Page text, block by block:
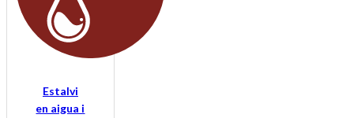
Estalvi
en aigua i